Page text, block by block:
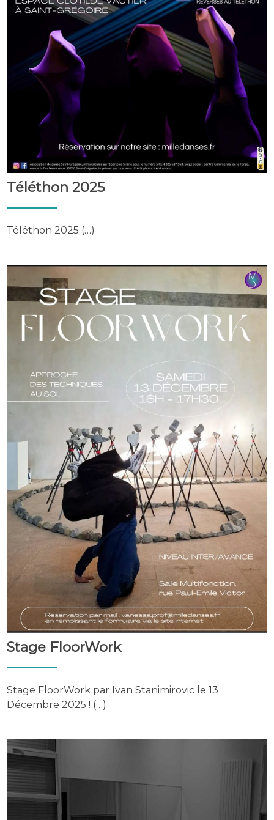
Téléthon 2025
Téléthon 2025 (…)
Stage FloorWork
Stage FloorWork par Ivan Stanimirovic le 13
Décembre 2025 ! (…)